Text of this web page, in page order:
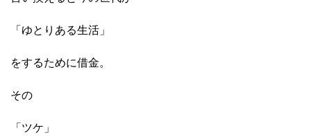
「ゆとりある生活」
をするために借金。
その
「ツケ」